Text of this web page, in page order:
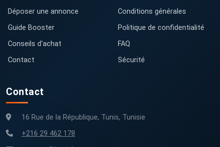
Déposer une annonce
Guide Booster
Conseils d'achat
Contact
Conditions générales
Politique de confidentialité
FAQ
Sécurité
Contact
16 Rue de la République, Tunis, Tunisie
+216 29 462 178